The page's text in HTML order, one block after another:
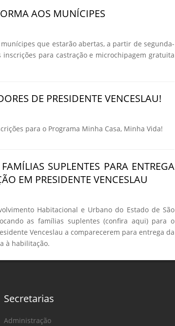
AOS MUNÍCIPES
que estarão abertas, a partir de segunda-
para castração e microchipagem gratuita
DE PRESIDENTE VENCESLAU!
para o Programa Minha Casa, Minha Vida!
SUPLENTES PARA ENTREGA
EM PRESIDENTE VENCESLAU
Habitacional e Urbano do Estado de São
as famílias suplentes (confira aqui) para o
Venceslau a comparecerem para entrega da
à habilitação.
Secretarias
Administração